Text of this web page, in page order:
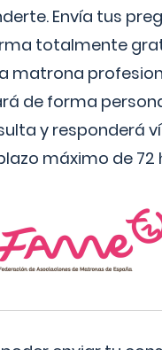
Envía tus
totalmente
matrona
de forma
y responderá
máximo de 72